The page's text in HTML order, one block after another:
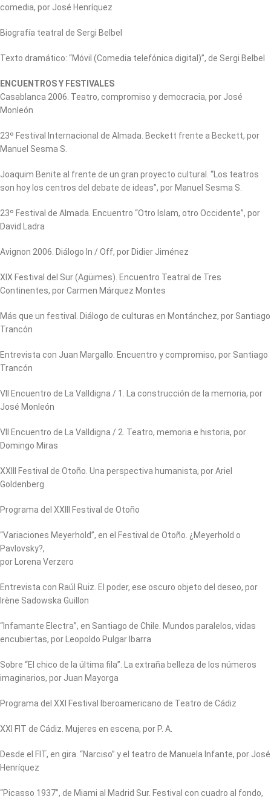
comedia, por José Henríquez
Biografía teatral de Sergi Belbel
Texto dramático: “Móvil (Comedia telefónica digital)”, de Sergi Belbel
ENCUENTROS Y FESTIVALES
Casablanca 2006. Teatro, compromiso y democracia, por José
Monleón
23º Festival Internacional de Almada. Beckett frente a Beckett, por
Manuel Sesma S.
Joaquim Benite al frente de un gran proyecto cultural. “Los teatros
son hoy los centros del debate de ideas”, por Manuel Sesma S.
23º Festival de Almada. Encuentro “Otro Islam, otro Occidente”, por
David Ladra
Avignon 2006. Diálogo In / Off, por Didier Jiménez
XIX Festival del Sur (Agüimes). Encuentro Teatral de Tres
Continentes, por Carmen Márquez Montes
Más que un festival. Diálogo de culturas en Montánchez, por Santiago
Trancón
Entrevista con Juan Margallo. Encuentro y compromiso, por Santiago
Trancón
VII Encuentro de La Valldigna / 1. La construcción de la memoria, por
José Monleón
VII Encuentro de La Valldigna / 2. Teatro, memoria e historia, por
Domingo Miras
XXIII Festival de Otoño. Una perspectiva humanista, por Ariel
Goldenberg
Programa del XXIII Festival de Otoño
“Variaciones Meyerhold”, en el Festival de Otoño. ¿Meyerhold o
Pavlovsky?,
por Lorena Verzero
Entrevista con Raúl Ruiz. El poder, ese oscuro objeto del deseo, por
Irène Sadowska Guillon
“Infamante Electra”, en Santiago de Chile. Mundos paralelos, vidas
encubiertas, por Leopoldo Pulgar Ibarra
Sobre “El chico de la última fila”. La extraña belleza de los números
imaginarios, por Juan Mayorga
Programa del XXI Festival Iberoamericano de Teatro de Cádiz
XXI FIT de Cádiz. Mujeres en escena, por P. A.
Desde el FIT, en gira. “Narciso” y el teatro de Manuela Infante, por José
Henríquez
“Picasso 1937”, de Miami al Madrid Sur. Festival con cuadro al fondo,